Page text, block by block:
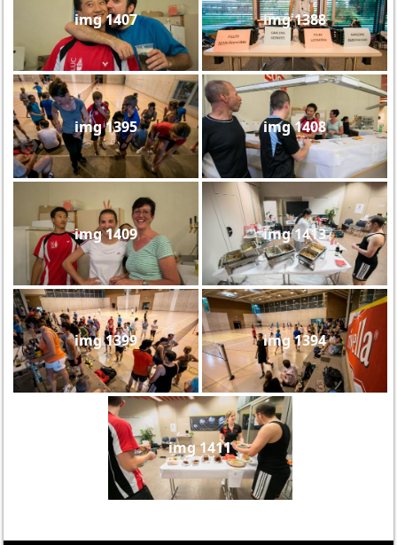
img 1407 img 1388
img 1395 img 1408
img 1409 img 1413
img 1399 img 1394
img 1411